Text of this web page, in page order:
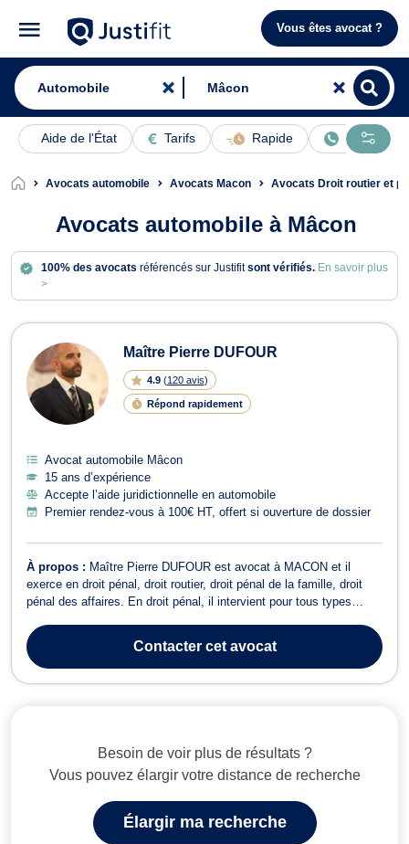
Vous êtes avocat ?
Aide de l'État Tarifs Rapide En ligne
Avocats automobile Avocats Macon Avocats Droit routier et
Avocats automobile à Mâcon
100% des avocats référencés sur Justifitsont vérifiés. En savoir plus
>
Avocats en automobile à Mâcon
Maître Pierre DUFOUR
4.9 (120 avis)
Répond rapidement
Avocat automobile Mâcon
15 ans d’expérience
Accepte l’aide juridictionnelle en automobile
Premier rendez-vous à 100€ HT, offert si ouverture de dossier
À propos : Maître Pierre DUFOUR est avocat à MACON et il
exerce en droit pénal, droit routier, droit pénal de la famille, droit
pénal des affaires. En droit pénal, il intervient pour tous types
aménagement de peine, commission de discipline en centre de
détention, r...
Contactercet avocat
Besoin de voir plus de résultats ?
Vous pouvez élargir votre distance de recherche
Élargir ma recherche